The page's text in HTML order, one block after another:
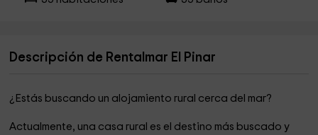
Descripción de Rentalmar El Pinar
¿Estás buscando un alojamiento rural cerca del mar?
Actualmente, una casa rural es el destino más buscado y